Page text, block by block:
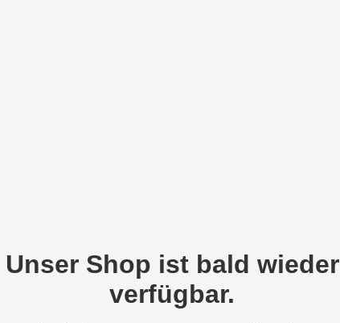
Unser Shop ist bald wieder
verfügbar.